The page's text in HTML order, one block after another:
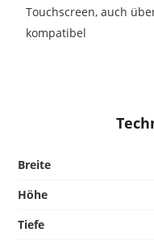
Touchscreen, auch
kompatibel
Breite
Höhe
Tiefe